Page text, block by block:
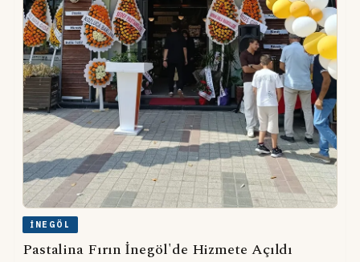
İNEGÖL
Pastalina Fırın İnegöl'de Hizmete Açıldı